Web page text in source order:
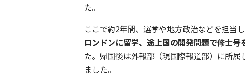
た。
ここで約2年間、選挙や地方政治などを担当し
ロンドンに留学、途上国の開発問題で修士号
た。帰国後は外報部（現国際報道部）に所
ました。